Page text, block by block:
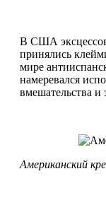
В США
принялись
мире
намеревался
вмешательства и
Американский